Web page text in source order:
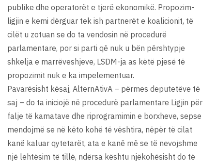
publike dhe operatorët e tjerë ekonomikë. Propozim-
ligjin e kemi dërguar tek ish partnerët e koalicionit, të
cilët u zotuan se do ta vendosin në procedurë
parlamentare, por si parti që nuk u bën përshtypje
shkelja e marrëveshjeve, LSDM-ja as këtë pjesë të
propozimit nuk e ka impelementuar.
Pavarësisht kësaj, AlternAtivA – përmes deputetëve të
saj – do ta iniciojë në procedurë parlamentare Ligjin për
falje të kamatave dhe riprogramimin e borxheve, sepse
mendojmë se në këto kohë të vështira, nëpër të cilat
kanë kaluar qytetarët, ata e kanë më se të nevojshme
një lehtësim të tillë, ndërsa kështu njëkohësisht do të